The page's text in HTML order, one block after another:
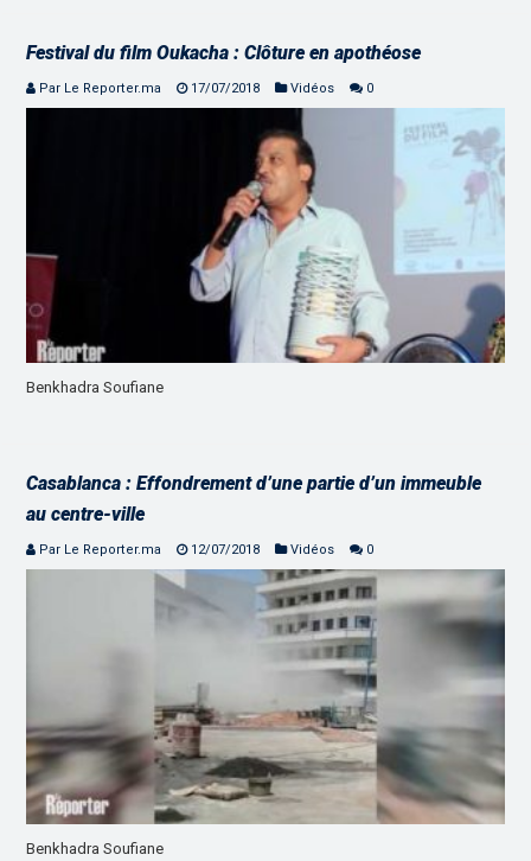
Festival du film Oukacha : Clôture en apothéose
Par Le Reporter.ma 17/07/2018 Vidéos 0
Benkhadra Soufiane
Casablanca : Effondrement d’une partie d’un immeuble
au centre-ville
Par Le Reporter.ma 12/07/2018 Vidéos 0
Benkhadra Soufiane